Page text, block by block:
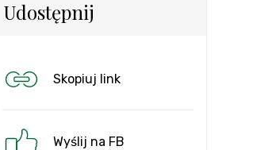
Udostępnij
Skopiuj link
Wyślij na FB